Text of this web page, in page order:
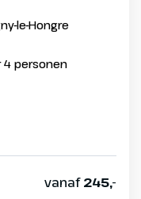
le-Hongre
4 personen
vanaf245,-